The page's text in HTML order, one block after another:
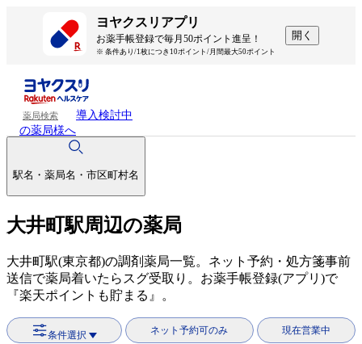
ヨヤクスリアプリ
お薬手帳登録で毎月50ポイント進呈！
※ 条件あり/1枚につき10ポイント/月間最大50ポイント
開く
薬局検索
導入検討中
の薬局様へ
駅名・薬局名・市区町村名
大井町駅周辺の薬局
大井町駅(東京都)の調剤薬局一覧。ネット予約・処方箋事前
送信で薬局着いたらスグ受取り。お薬手帳登録(アプリ)で
『楽天ポイントも貯まる』。
条件選択 ネット予約可のみ 現在営業中